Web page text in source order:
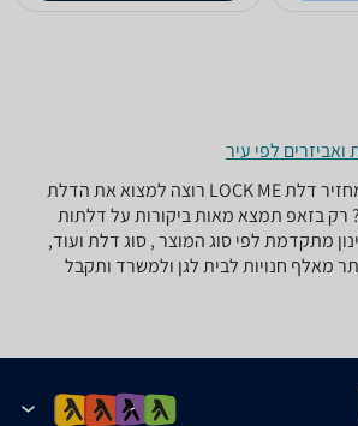
ואביזרים לפי עיר
דלתות ואביזרים - ‏מחזיר דלת ‏LOCK ME רוצה למצוא את הדלת
רק בזאפ תמצא מאות ביקורות על דלתות
מתקדמת לפי סוג המוצר , סוג דלת ועוד,
מאלף חנויות לבית לגן ולמשרד ותקבל